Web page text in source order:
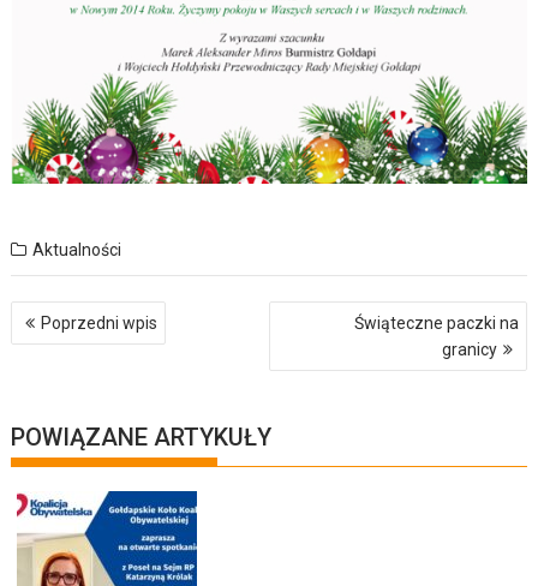
Aktualności
Nawigacja
wpisuPoprzedni wpis
Świąteczne paczki na
granicy
POWIĄZANE ARTYKUŁY